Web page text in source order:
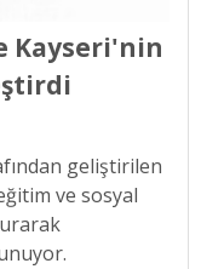
Kayseri'nin
geliştirilen
ve sosyal